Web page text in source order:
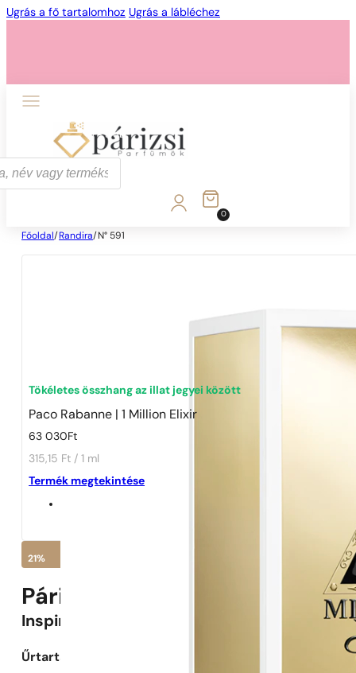
Ugrás a fő tartalomhoz Ugrás a lábléchez
1 - 3 db
0
Főoldal/ Randira/ N° 591
Tökéletes összhang az illat jegyei között
Paco Rabanne | 1 Million Elixir
63 030 Ft
315,15 Ft / 1 ml
Termék megtekintése
21%
Párizsi Parfümök N° 591 - 21%
Inspirálva
Űrtartalom választása: